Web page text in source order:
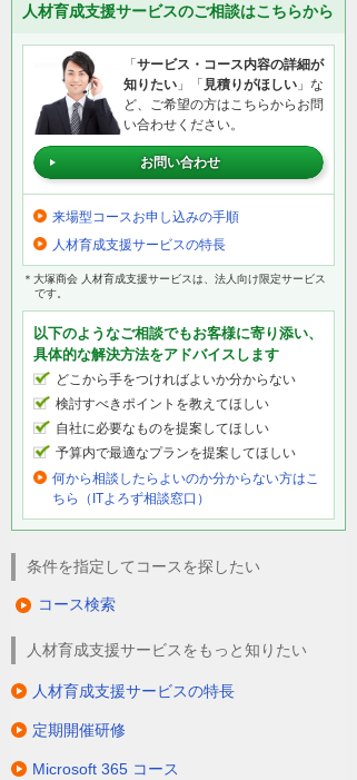
人材育成支援サービスのご相談はこちらから
「サービス・コース内容の詳細が
知りたい 」「 見積りがほしい 」な
ど、ご希望の方はこちらからお問
い合わせください。
お問い合わせ
来場型コースお申し込みの手順
人材育成支援サービスの特長
＊大塚商会 人材育成支援サービスは、法人向け限定サービス
です。
以下のようなご相談でもお客様に寄り添い、
具体的な解決方法をアドバイスします
どこから手をつければよいか分からない
検討すべきポイントを教えてほしい
自社に必要なものを提案してほしい
予算内で最適なプランを提案してほしい
何から相談したらよいのか分からない方はこ
ちら（ITよろず相談窓口）
条件を指定してコースを探したい
コース検索
人材育成支援サービスをもっと知りたい
人材育成支援サービスの特長
定期開催研修
Microsoft 365 コース